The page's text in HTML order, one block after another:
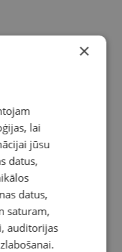
×
lai
jūsu
datus,
datus,
saturam,
auditorijas